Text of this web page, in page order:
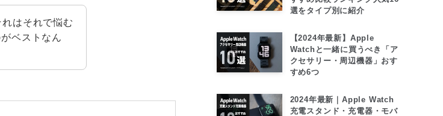
はそれで悩む
ベストなん
選をタイプ別に紹介
【2024年最新】Apple
Watchと一緒に買うべき「ア
クセサリー・周辺機器」おす
すめ6つ
2024年最新｜Apple Watch
充電スタンド・充電器・モバ